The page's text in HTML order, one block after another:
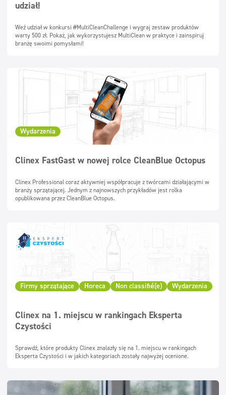
Surfaces lavables
Doseurs
Textiles
udział!
Weź udział w konkursi #MultiCleanChallenge i wygraj zestaw produktów
warty 500 zł. Pokaż, jak wykorzystujesz MultiClean w praktyce i zainspiruj
branżę swoimi pomysłami!
Wydarzenia
Clinex FastGast w nowej rolce CleanBlue Octopus
Clinex Professional coraz aktywniej współpracuje z twórcami działającymi w
branży sprzątającej. Jednym z najnowszych przykładów jest rolka
opublikowana przez CleanBlue Octopus.
Firmy sprzątające Horeca Non classifié(e) Wydarzenia
Clinex na 1. miejscu w rankingach Eksperta
Czystości
Sprawdź, które produkty Clinex znalazły się na 1. miejscu w rankingach
Eksperta Czystości i w jakich kategoriach zostały najwyżej ocenione.